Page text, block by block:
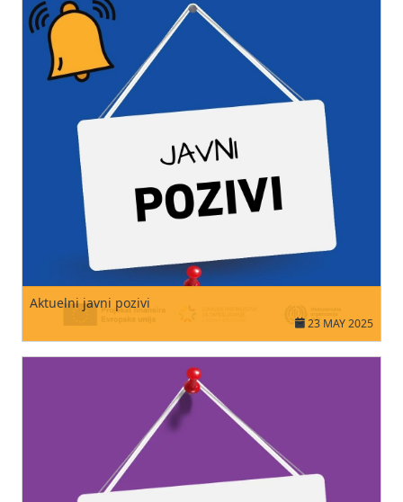
Aktuelni javni pozivi
23 MAY 2025